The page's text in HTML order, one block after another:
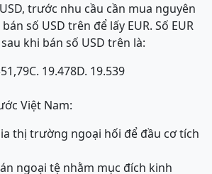
trước nhu cầu cần mua nguyên
số USD trên để lấy EUR. Số EUR
khi bán số USD trên là:
C. 19.478D. 19.539
Việt Nam:
thị trường ngoại hối để đầu cơ tích
ngoại tệ nhằm mục đích kinh